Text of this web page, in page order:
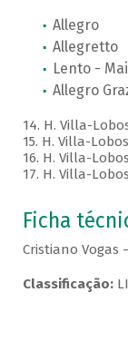
Allegro
Allegretto
Lento -
Allegro
14. H. Villa-
15. H. Villa-
16. H. Villa-
17. H. Villa-
Ficha
Cristiano Vogas
Classificação: